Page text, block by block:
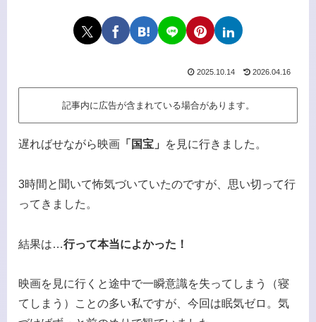
2025.10.14 2026.04.16
記事内に広告が含まれている場合があります。
遅ればせながら映画 「国宝」 を見に行きました。
3時間と聞いて怖気づいていたのですが、思い切って行
ってきました。
結果は…行って本当によかった！
映画を見に行くと途中で一瞬意識を失ってしまう（寝
てしまう）ことの多い私ですが、今回は眠気ゼロ。気